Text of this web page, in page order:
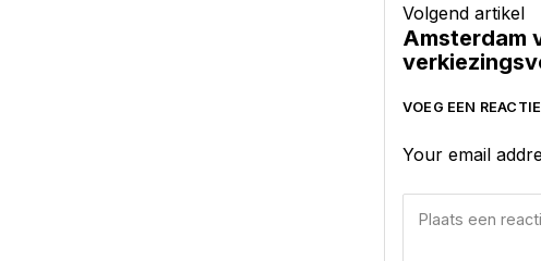
Volgend artikel
Amsterdam
VOEG EEN
Your email